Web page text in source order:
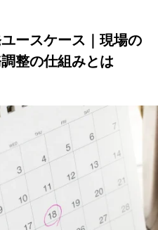
ースケース｜現場の
整の仕組みとは